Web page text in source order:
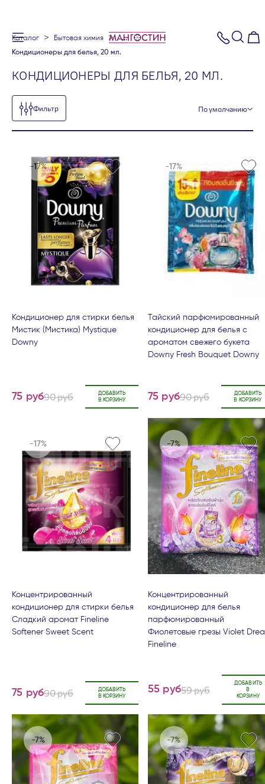
каталог бытовая химия
...
кондиционеры для белья, 20 мл.
КОНДИЦИОНЕРЫ ДЛЯ БЕЛЬЯ, 20 МЛ.
Фильтр по умолчанию
-17%
Кондиционер для стирки белья
Мистик (Мистика) Mystique
Downy
75 руб90 руб
ДОБАВИТЬ
В КОРЗИНУ
-17%
Тайский парфюмированный
кондиционер для белья с
ароматом свежего букета
Downy Fresh Bouquet Downy
75 руб90 руб
ДОБАВИТЬ
В КОРЗИНУ
-17%
Концентрированный
кондиционер для стирки белья
Сладкий аромат Fineline
Softener Sweet Scent
75 руб90 руб
ДОБАВИТЬ
В КОРЗИНУ
-7%
Концентрированный
кондиционер для белья
парфюмированный
Фиолетовые грезы Violet
Fineline
55 руб59 руб
ДОБАВИТЬ
В
КОРЗИНУ
-7% -7%